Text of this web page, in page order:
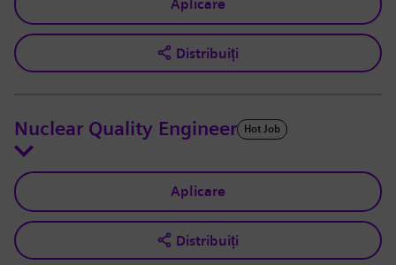
Aplicare
Distribuiți
Nuclear Quality Engineer Hot Job
Aplicare
Distribuiți